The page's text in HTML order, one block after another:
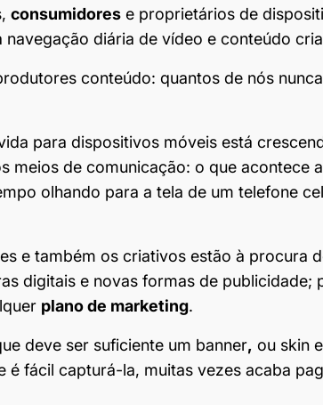
consumidores e proprietários de
navegação diária de vídeo e conteúdo
conteúdo: quantos de nós
para dispositivos móveis está
meios de comunicação: o que acontece
olhando para a tela de um telefone
e também os criativos estão à procura
digitais e novas formas de publicidade;
plano de marketing.
deve ser suficiente um banner, ou skin
é fácil capturá-la, muitas vezes acaba